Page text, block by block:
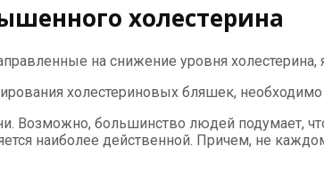
холестерина
на снижение уровня
холестериновых бляшек,
Возможно, большинство людей подумает,
наиболее действенной. Причем, не